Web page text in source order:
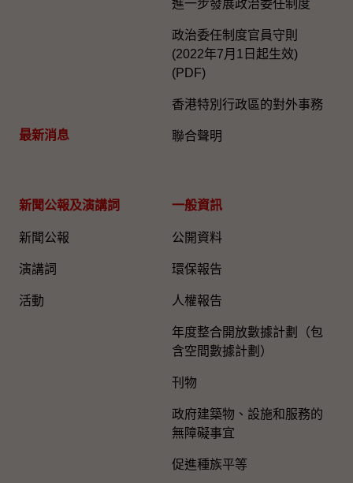
最新消息
進一步發展政治委任制度
政治委任制度官員守則
(2022年7月1日起生效)
(PDF)
香港特別行政區的對外事務
聯合聲明
新聞公報及演講詞
新聞公報
演講詞
活動
一般資訊​
公開資料
環保報告
人權報告
年度整合開放數據計劃（包
含空間數據計劃）
刊物
政府建築物、設施和服務的
無障礙事宜
促進種族平等